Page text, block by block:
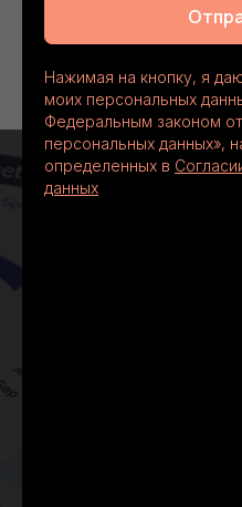
Нажимая на кнопку, я
моих персональных
Федеральным законом
персональных данных»,
определенных в
данных
поддержка уже